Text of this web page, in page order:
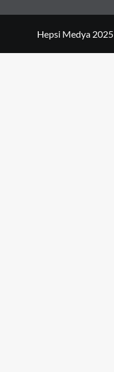
Hepsi Medya 2025